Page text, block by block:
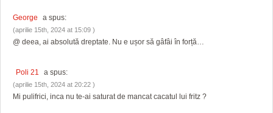
George a spus:
(aprilie 15th, 2024 at 15:09 )
@ deea, ai absolută dreptate. Nu e ușor să gâfâi în forță…
Poli 21 a spus:
(aprilie 15th, 2024 at 20:22 )
Mi pulifrici, inca nu te-ai saturat de mancat cacatul lui fritz ?